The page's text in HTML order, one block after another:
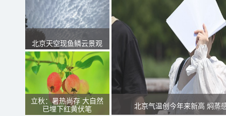
北京天空现鱼鳞云景观
立秋：暑热尚存 大自然
已埋下红黄伏笔
北京气温创今年来新高 焖蒸